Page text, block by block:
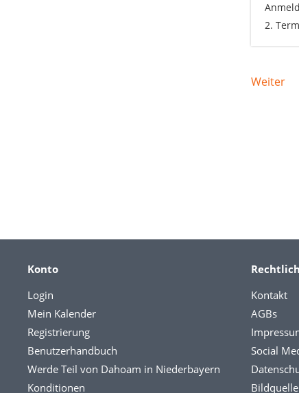
2.
Weiter
Konto
Login
Mein Kalender
Registrierung
Benutzerhandbuch
Werde Teil von Dahoam in Niederbayern
Konditionen
Kontakt
AGBs
Social